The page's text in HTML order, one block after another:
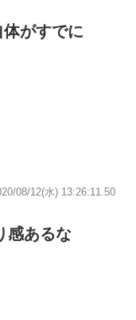
がすでに
08/12(水) 13:26:11.50
感あるな